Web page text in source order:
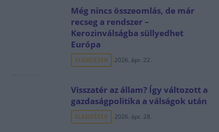
Még nincs összeomlás, de már
recseg a rendszer –
Kerozinválságba süllyedhet
Európa
ELEMZÉSEK 2026. ápr. 22.
Visszatér az állam? Így változott a
gazdaságpolitika a válságok után
ELEMZÉSEK 2026. ápr. 28.